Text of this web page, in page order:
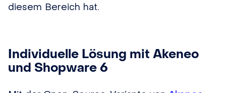
diesem Bereich hat.
Individuelle Lösung mit Akeneo
und Shopware 6